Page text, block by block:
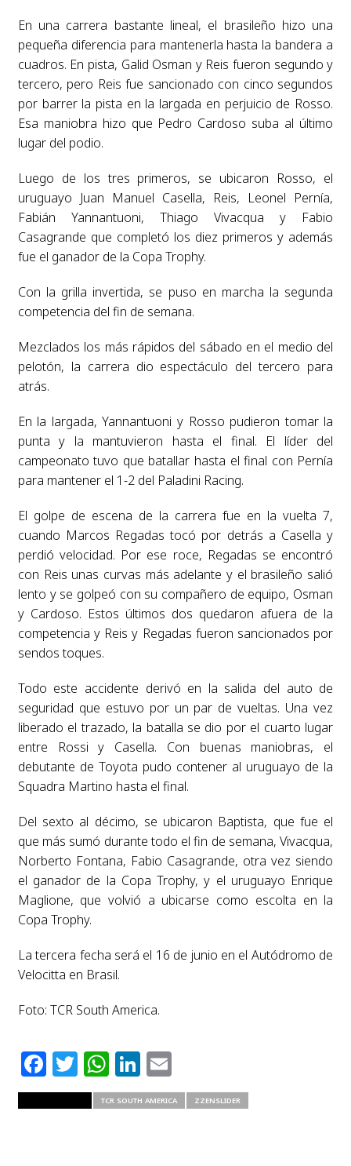
En una carrera bastante lineal, el brasileño hizo una
pequeña diferencia para mantenerla hasta la bandera a
cuadros. En pista, Galid Osman y Reis fueron segundo y
tercero, pero Reis fue sancionado con cinco segundos
por barrer la pista en la largada en perjuicio de Rosso.
Esa maniobra hizo que Pedro Cardoso suba al último
lugar del podio.
Luego de los tres primeros, se ubicaron Rosso, el
uruguayo Juan Manuel Casella, Reis, Leonel Pernía,
Fabián Yannantuoni, Thiago Vivacqua y Fabio
Casagrande que completó los diez primeros y además
fue el ganador de la Copa Trophy.
Con la grilla invertida, se puso en marcha la segunda
competencia del fin de semana.
Mezclados los más rápidos del sábado en el medio del
pelotón, la carrera dio espectáculo del tercero para
atrás.
En la largada, Yannantuoni y Rosso pudieron tomar la
punta y la mantuvieron hasta el final. El líder del
campeonato tuvo que batallar hasta el final con Pernía
para mantener el 1-2 del Paladini Racing.
El golpe de escena de la carrera fue en la vuelta 7,
cuando Marcos Regadas tocó por detrás a Casella y
perdió velocidad. Por ese roce, Regadas se encontró
con Reis unas curvas más adelante y el brasileño salió
lento y se golpeó con su compañero de equipo, Osman
y Cardoso. Estos últimos dos quedaron afuera de la
competencia y Reis y Regadas fueron sancionados por
sendos toques.
Todo este accidente derivó en la salida del auto de
seguridad que estuvo por un par de vueltas. Una vez
liberado el trazado, la batalla se dio por el cuarto lugar
entre Rossi y Casella. Con buenas maniobras, el
debutante de Toyota pudo contener al uruguayo de la
Squadra Martino hasta el final.
Del sexto al décimo, se ubicaron Baptista, que fue el
que más sumó durante todo el fin de semana, Vivacqua,
Norberto Fontana, Fabio Casagrande, otra vez siendo
el ganador de la Copa Trophy, y el uruguayo Enrique
Maglione, que volvió a ubicarse como escolta en la
Copa Trophy.
La tercera fecha será el 16 de junio en el Autódromo de
Velocitta en Brasil.
Foto: TCR South America.
Facebook
Twitter
WhatsApp
LinkedIn
Email
TCR SOUTH AMERICA ZZENSLIDER